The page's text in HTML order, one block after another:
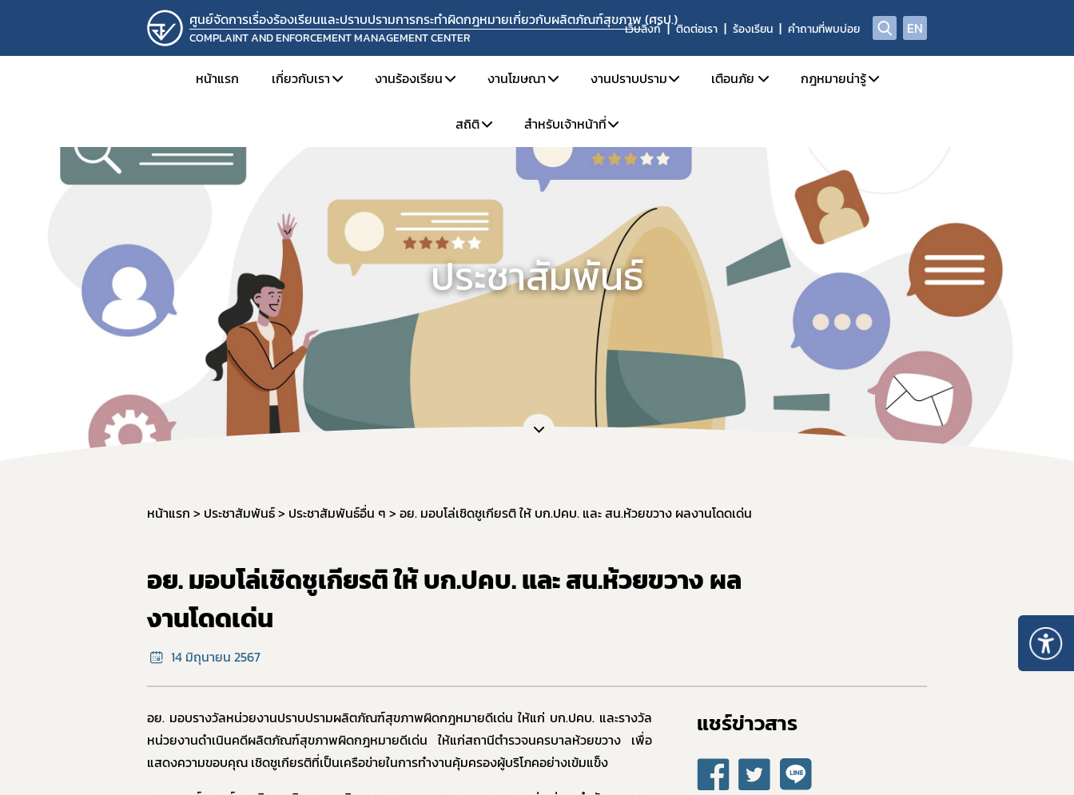
ศูนย์จัดการเรื่องร้องเรียนและปราบปรามการกระทำผิดกฎหมายเกี่ยวกับผลิตภัณฑ์สุขภาพ (ศรป.)
COMPLAINT AND ENFORCEMENT MANAGEMENT CENTER
เว็บลิงก์ ติดต่อเรา ร้องเรียน คำถามที่พบบ่อย EN
หน้าแรก เกี่ยวกับเรา
ความเป็นมาและหน้าที่ความรับผิดชอบ
วิสัยทัศน์และค่านิยม
ติดต่อเรา
งานร้องเรียน
ช่องทางการร้องเรียน
ขั้นตอนการร้องเรียน
แบบฟอร์มที่เกี่ยวข้อง
ติดตามสถานะเรื่องร้องเรียน
แจ้งแนวทางปฏิบัติเกี่ยวกับการรับแจ้งความนำจับ การแสวงหาข้อเท็จจริง การพิจารณาวินิจฉัย และการจ่ายเงินสินบนนำจับ
งานโฆษณา
การขออนุญาตโฆษณา
วิธีการรายงานโฆษณาที่ผิดกฎหมาย
ข้อมูลเผยแพร่
งานปราบปราม
ข่าวจับกุมดำเนินคดี
เผาทำลายผลิตภัณฑ์สุขภาพของกลางที่มิใช่ยาเสพติดให้โทษ
เตือนภัย
Check Sure Share
ศูนย์ต่อต้านข่าวปลอม
กฎหมายน่ารู้
กฎหมายที่เกี่ยวข้องกับการโฆษณา
สถิติ
สถิติการร้องเรียน
สถิติการเฝ้าระวังและตรวจสอบโฆษณา
สถิติการปราบปราม
สำหรับเจ้าหน้าที่
สำหรับเจ้าหน้าที่ ศรป.
ประชาสัมพันธ์
หน้าแรก ประชาสัมพันธ์ ประชาสัมพันธ์อื่น ๆ อย. มอบโล่เชิดชูเกียรติ ให้ บก.ปคบ. และ สน.ห้วยขวาง ผลงานโดดเด่น
อย. มอบโล่เชิดชูเกียรติ ให้ บก.ปคบ. และ สน.ห้วยขวาง ผล
งานโดดเด่น
14 มิถุนายน 2567
อย. มอบรางวัลหน่วยงานปราบปรามผลิตภัณฑ์สุขภาพผิดกฎหมายดีเด่น ให้แก่ บก.ปคบ. และรางวัล
หน่วยงานดำเนินคดีผลิตภัณฑ์สุขภาพผิดกฎหมายดีเด่น ให้แก่สถานีตำรวจนครบาลห้วยขวาง เพื่อ
แสดงความขอบคุณ เชิดชูเกียรติที่เป็นเครือข่ายในการทำงานคุ้มครองผู้บริโภคอย่างเข้มแข็ง
แชร์ข่าวสาร​